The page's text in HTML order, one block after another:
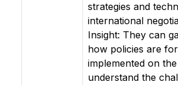
strategies and
international
Insight: They can
how policies are
implemented on
understand the